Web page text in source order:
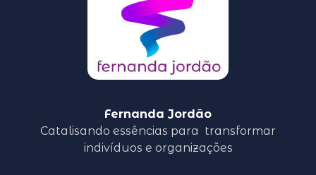
Fernanda Jordão
Catalisando essências para transformar
indivíduos e organizações